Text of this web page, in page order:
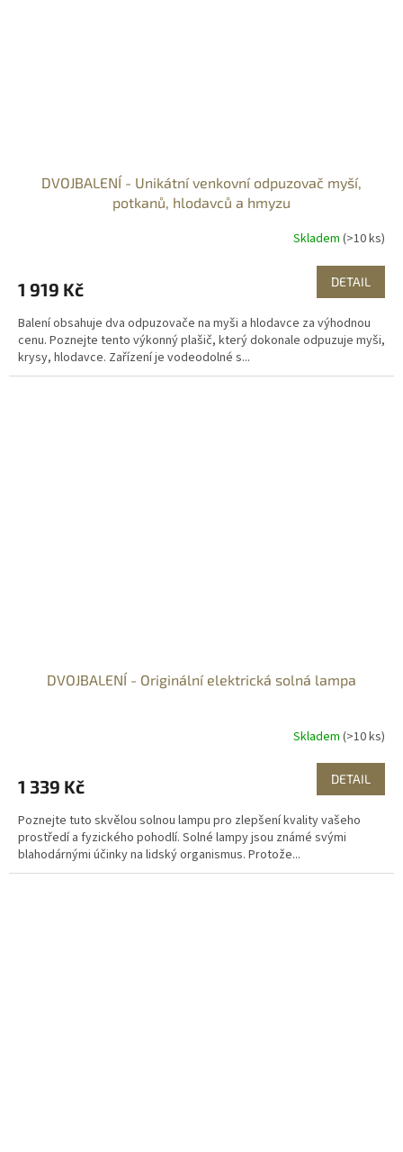
DVOJBALENÍ - Unikátní venkovní odpuzovač myší,
potkanů, hlodavců a hmyzu
Skladem (>10 ks)
1 919 Kč DETAIL
Balení obsahuje dva odpuzovače na myši a hlodavce za výhodnou
cenu. Poznejte tento výkonný plašič, který dokonale odpuzuje myši,
krysy, hlodavce. Zařízení je vodeodolné s...
DVOJBALENÍ - Originální elektrická solná lampa
Skladem (>10 ks)
1 339 Kč DETAIL
Poznejte tuto skvělou solnou lampu pro zlepšení kvality vašeho
prostředí a fyzického pohodlí. Solné lampy jsou známé svými
blahodárnými účinky na lidský organismus. Protože...